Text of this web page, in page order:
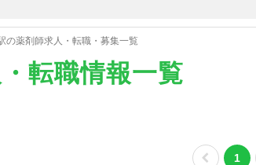
の薬剤師求人・転職・募集一覧
転職情報一覧
1